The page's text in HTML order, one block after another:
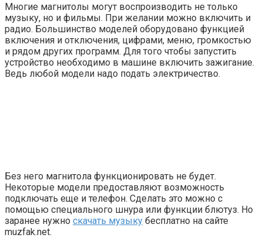
Многие магнитолы могут воспроизводить не только
музыку, но и фильмы. При желании можно включить и
радио. Большинство моделей оборудовано функцией
включения и отключения, цифрами, меню, громкостью
и рядом других программ. Для того чтобы запустить
устройство необходимо в машине включить зажигание.
Ведь любой модели надо подать электричество.
Без него магнитола функционировать не будет.
Некоторые модели предоставляют возможность
подключать еще и телефон. Сделать это можно с
помощью специального шнура или функции блютуз. Но
заранее нужно скачать музыку бесплатно на сайте
muzfak.net.